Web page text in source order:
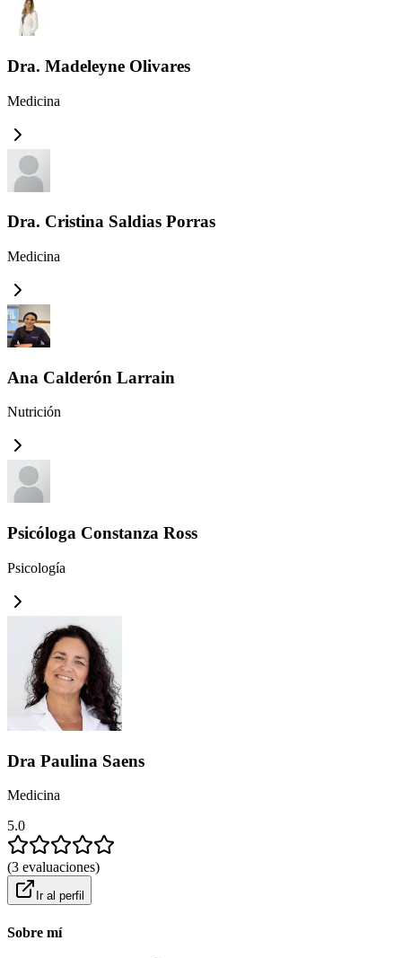
Dra. Madeleyne Olivares
Medicina
Dra. Cristina Saldias Porras
Medicina
Ana Calderón Larrain
Nutrición
Psicóloga Constanza Ross
Psicología
Dra Paulina Saens
Medicina
5.0
(3 evaluaciones)
Ir al perfil
Sobre mí